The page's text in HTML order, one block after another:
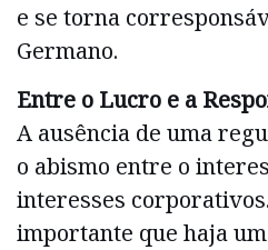
e se torna
Germano.
Entre o Lucro e a
A ausência de uma
o abismo entre o
interesses
importante que haja